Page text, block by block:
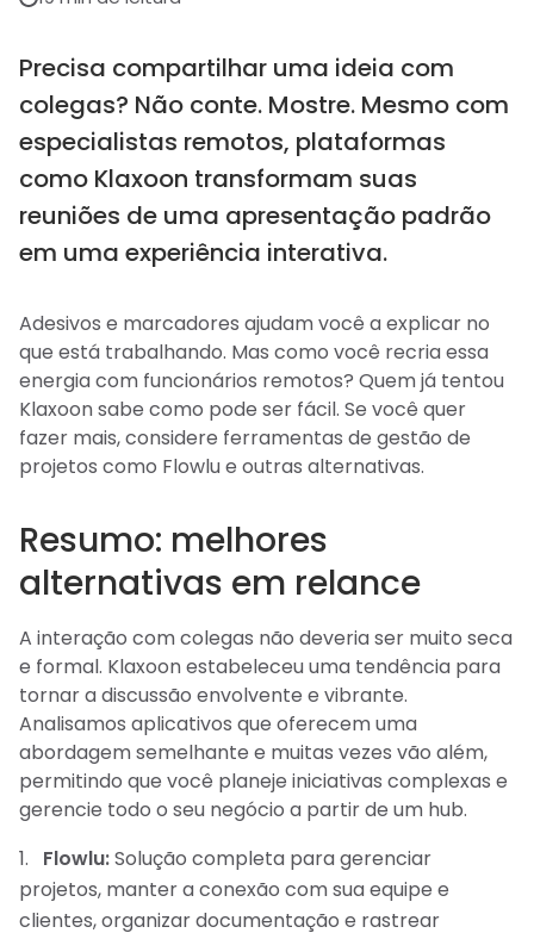
Precisa compartilhar uma ideia com
colegas? Não conte. Mostre. Mesmo com
especialistas remotos, plataformas
como Klaxoon transformam suas
reuniões de uma apresentação padrão
em uma experiência interativa.
Adesivos e marcadores ajudam você a explicar no
que está trabalhando. Mas como você recria essa
energia com funcionários remotos? Quem já tentou
Klaxoon sabe como pode ser fácil. Se você quer
fazer mais, considere ferramentas de gestão de
projetos como Flowlu e outras alternativas.
Resumo: melhores
alternativas em relance
A interação com colegas não deveria ser muito seca
e formal. Klaxoon estabeleceu uma tendência para
tornar a discussão envolvente e vibrante.
Analisamos aplicativos que oferecem uma
abordagem semelhante e muitas vezes vão além,
permitindo que você planeje iniciativas complexas e
gerencie todo o seu negócio a partir de um hub.
Flowlu:Solução completa para gerenciar
projetos, manter a conexão com sua equipe e
clientes, organizar documentação e rastrear